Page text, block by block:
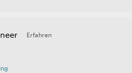
Erfahren